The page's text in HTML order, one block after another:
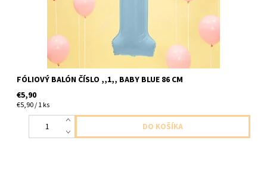
FÓLIOVÝ BALÓN ČÍSLO ,,1,, BABY BLUE 86 CM
€5,90
€5,90 / 1 ks